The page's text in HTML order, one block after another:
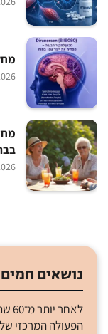
נושאים חמים
הפעולה המרכזי